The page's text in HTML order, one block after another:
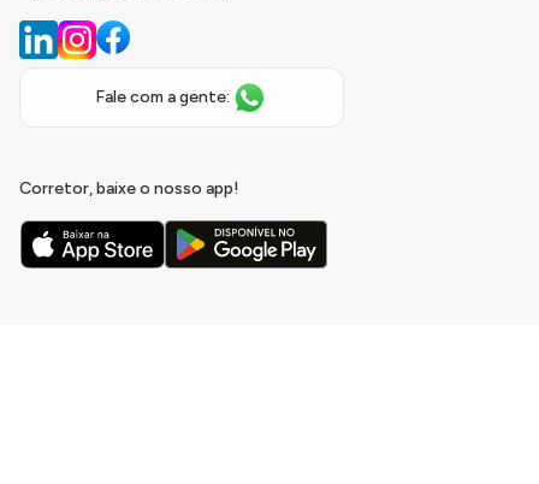
Fale com a gente:
Corretor, baixe o nosso app!